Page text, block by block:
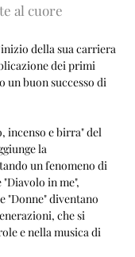
al cuore
della sua carriera
dei primi
un buon successo di
incenso e birra" del
la
un fenomeno di
in me",
"Donne" diventano
che si
e nella musica di